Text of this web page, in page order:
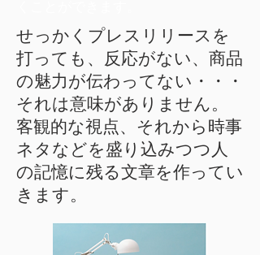
せっかくプレスリリースを
打っても、反応がない、商品
の魅力が伝わってない・・・
それは意味がありません。
客観的な視点、それから時事
ネタなどを盛り込みつつ人
の記憶に残る文章を作ってい
きます。